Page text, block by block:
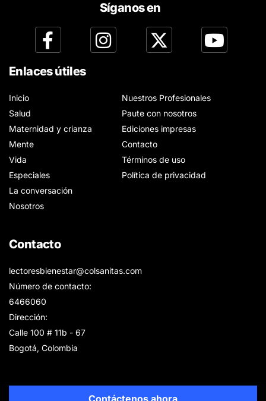
Síganos en
Enlaces útiles
Inicio
Salud
Maternidad y crianza
Mente
Vida
Especiales
La conversación
Nosotros
Nuestros Profesionales
Paute con nosotros
Ediciones impresas
Contacto
Términos de uso
Política de privacidad
Contacto
lectoresbienestar@colsanitas.com
Número de contacto:
6466060
Dirección:
Calle 100 # 11b - 67
Bogotá, Colombia